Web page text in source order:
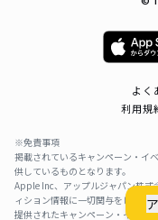
よく
利用規
※免責事項
掲載されているキャンペーン・イ
供しているものとなります。
Apple Inc、アップルジャパン株式
ィション情報に一切関与をしてお
提供されたキャンペーン・イベン